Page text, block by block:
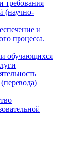
требования
(научно-
и
процесса.
обучающихся